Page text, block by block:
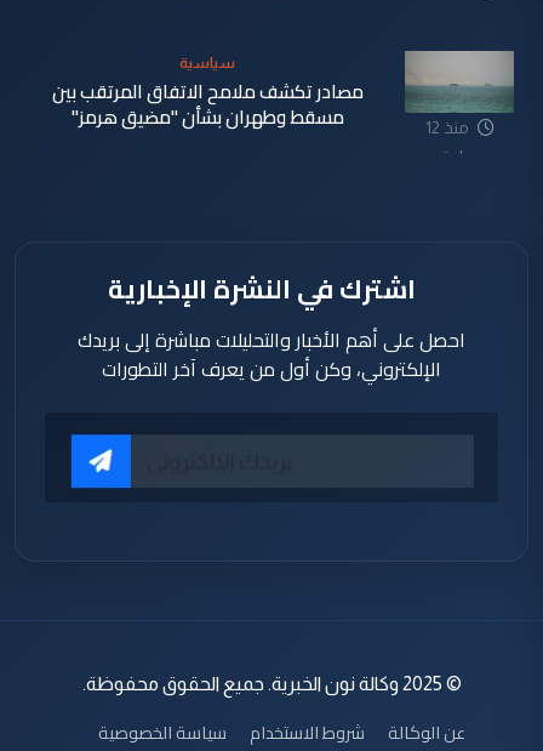
منذ 12
ساعة
سياسية
مصادر تكشف ملامح الاتفاق المرتقب بين
مسقط وطهران بشأن "مضيق هرمز"
اشترك في النشرة الإخبارية
احصل على أهم الأخبار والتحليلات مباشرة إلى بريدك
الإلكتروني، وكن أول من يعرف آخر التطورات
© 2025 وكالة نون الخبرية. جميع الحقوق محفوظة.
عن الوكالة شروط الاستخدام
سياسة الخصوصية